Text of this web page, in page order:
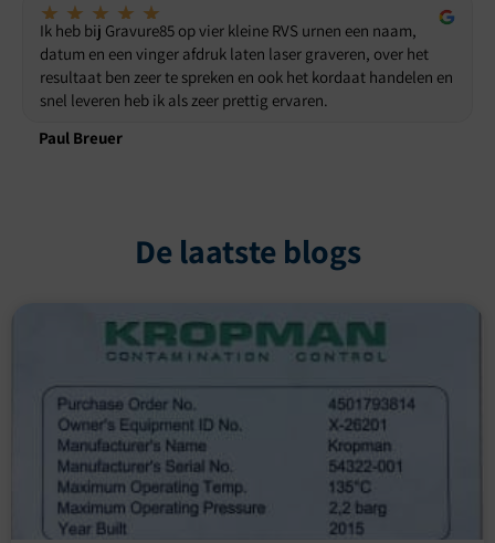
★ ★ ★ ★ ★
Ik heb bij Gravure85 op vier kleine RVS urnen een naam,
datum en een vinger afdruk laten laser graveren, over het
resultaat ben zeer te spreken en ook het kordaat handelen en
snel leveren heb ik als zeer prettig ervaren.
Paul Breuer
De laatste blogs